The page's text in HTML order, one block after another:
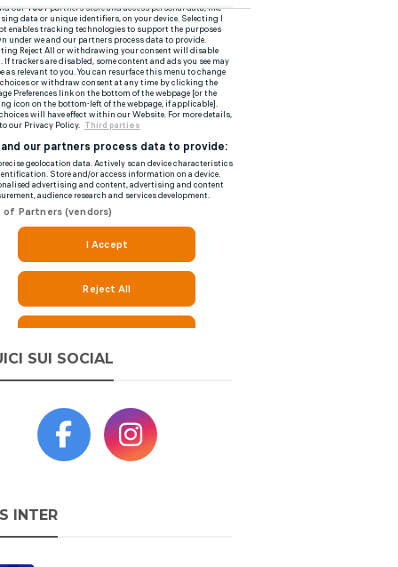
SUI SOCIAL
INTER